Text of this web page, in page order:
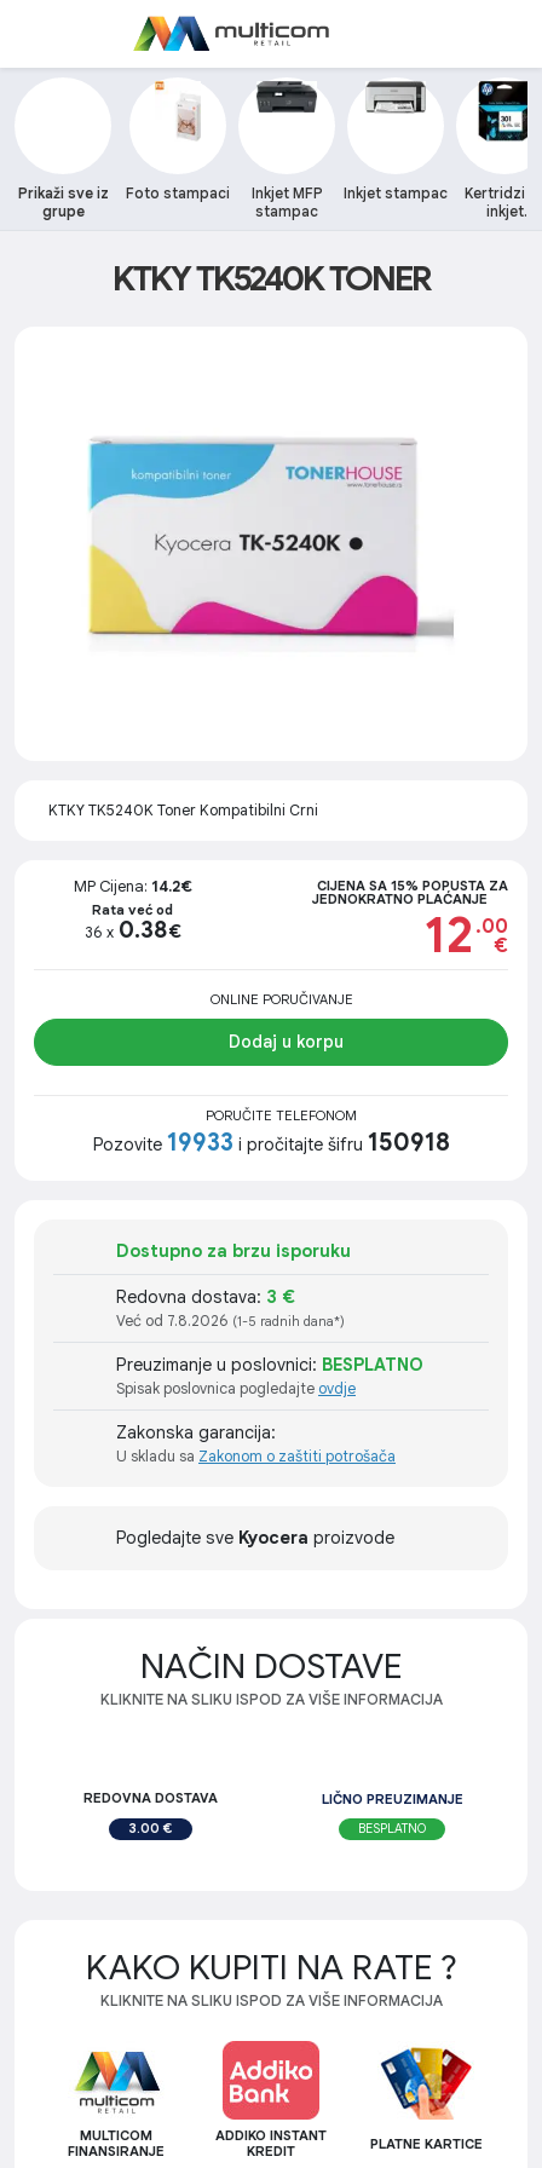
Prikaži sve iz
grupe
Foto stampaci
Inkjet MFP
stampac
Inkjet stampac
Kertridzi
inkjet
KTKY TK5240K TONER
KTKY TK5240K Toner Kompatibilni Crni
MP Cijena: 14.2€
Rata već od
36 x 0.38€
CIJENA SA 15% POPUSTA ZA
JEDNOKRATNO PLAĆANJE
12 .00
€
ONLINE PORUČIVANJE
Dodaj u korpu
PORUČITE TELEFONOM
Pozovite 19933 i pročitajte šifru 150918
Dostupno za brzu isporuku
Redovna dostava: 3 €
Već od 7.8.2026 (1-5 radnih dana*)
Preuzimanje u poslovnici: BESPLATNO
Spisak poslovnica pogledajte ovdje
Zakonska garancija:
U skladu sa Zakonom o zaštiti potrošača
Pogledajte sve Kyocera proizvode
NAČIN DOSTAVE
KLIKNITE NA SLIKU ISPOD ZA VIŠE INFORMACIJA
REDOVNA DOSTAVA
3.00 €
LIČNO PREUZIMANJE
BESPLATNO
KAKO KUPITI NA RATE ?
KLIKNITE NA SLIKU ISPOD ZA VIŠE INFORMACIJA
MULTICOM
FINANSIRANJE
ADDIKO INSTANT
KREDIT
PLATNE KARTICE